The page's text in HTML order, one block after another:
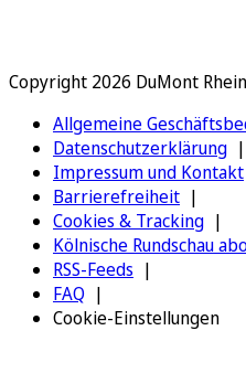
Copyright 2026 DuMont
Allgemeine
Datenschutzerklärung
Impressum und Kontakt
Barrierefreiheit
Cookies & Tracking
Kölnische Rundschau
RSS-Feeds
FAQ
Cookie-Einstellungen